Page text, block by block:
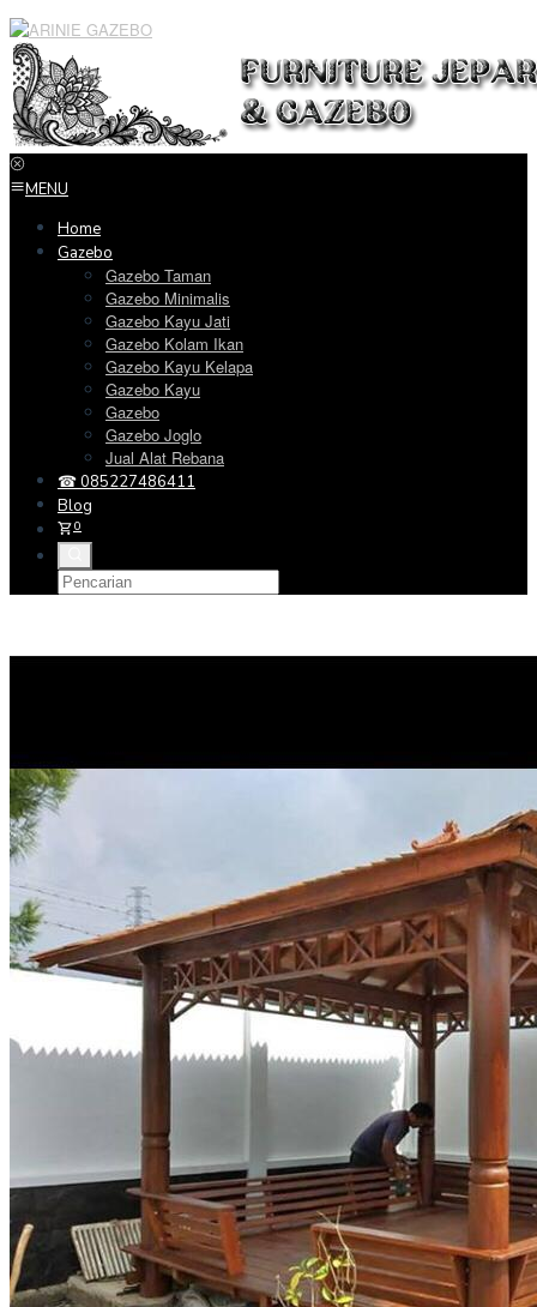
Loncat
ke
konten
MENU
Home
Gazebo
Gazebo Taman
Gazebo Minimalis
Gazebo Kayu Jati
Gazebo Kolam Ikan
Gazebo Kayu Kelapa
Gazebo Kayu
Gazebo
Gazebo Joglo
Jual Alat Rebana
☎ 085227486411
Blog
0